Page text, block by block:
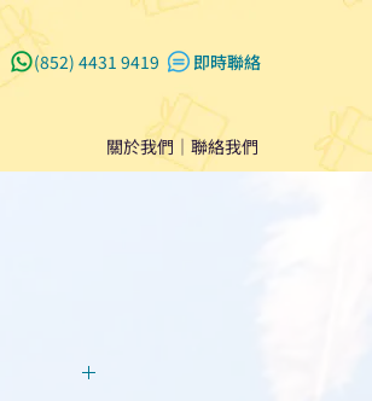
(852) 4431 9419 ​即時聯絡
關於我們 ｜聯絡我們